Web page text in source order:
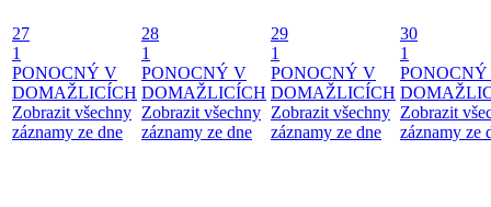
27
1
PONOCNÝ V
DOMAŽLICÍCH
Zobrazit všechny
záznamy ze dne
28
1
PONOCNÝ V
DOMAŽLICÍCH
Zobrazit všechny
záznamy ze dne
29
1
PONOCNÝ V
DOMAŽLICÍCH
Zobrazit všechny
záznamy ze dne
30
1
Zobrazit
záznamy ze